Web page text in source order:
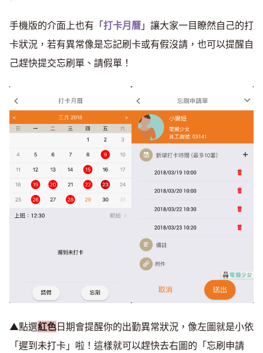
手機版的介面上也有「打卡月曆 」讓大家一目瞭然自己的打
卡狀況，若有異常像是忘記刷卡或有假沒請，也可以提醒自
己趕快提交忘刷單、請假單！
▲點選紅色 日期會提醒你的出勤異常狀況，像左圖就是小依
「遲到未打卡」啦！這樣就可以趕快去右圖的「忘刷申請